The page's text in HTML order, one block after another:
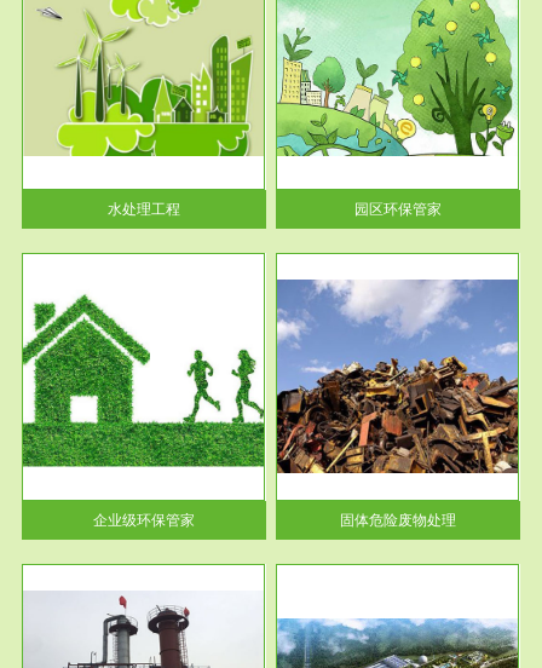
水处理工程
服务范围
园区环保管家
2016 年 4 月，环保部下发《关
于积极发挥环境保护作用促进供
给侧结...
园区环保管家
企业级环保管家
服务范围
固体危险废物处理
固体废物解释：固体废物是指人
们在生产建设、日常生活和其他
活动中...
固体危险废物处理
服务范围